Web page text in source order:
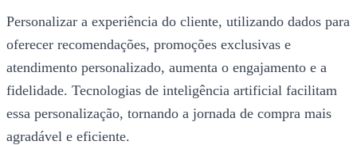
Personalizar a experiência do cliente, utilizando dados para
oferecer recomendações, promoções exclusivas e
atendimento personalizado, aumenta o engajamento e a
fidelidade. Tecnologias de inteligência artificial facilitam
essa personalização, tornando a jornada de compra mais
agradável e eficiente.